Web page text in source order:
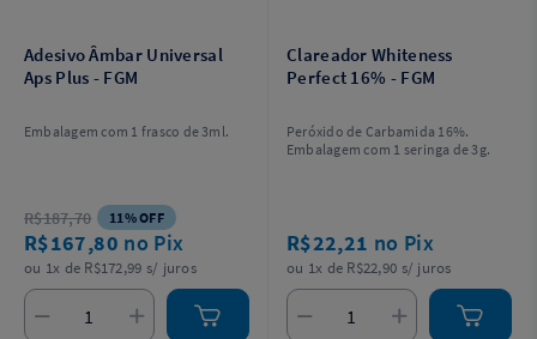
Adesivo Âmbar Universal
Aps Plus - FGM
Embalagem com 1 frasco de 3ml.
R$187,70 11% OFF
R$167,80 no Pix
ou 1x de R$172,99 s/ juros
Clareador Whiteness
Perfect 16% - FGM
Peróxido de Carbamida 16%.
Embalagem com 1 seringa de 3g.
R$22,21 no Pix
ou 1x de R$22,90 s/ juros